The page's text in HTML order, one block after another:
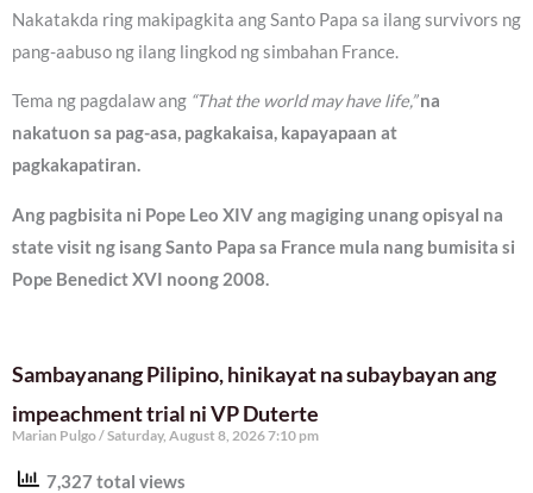
Nakatakda ring makipagkita ang Santo Papa sa ilang survivors ng
pang-aabuso ng ilang lingkod ng simbahan France.
Tema ng pagdalaw ang “That the world may have life,”na
nakatuon sa pag-asa, pagkakaisa, kapayapaan at
pagkakapatiran.
Ang pagbisita ni Pope Leo XIV ang magiging unang opisyal na
state visit ng isang Santo Papa sa France mula nang bumisita si
Pope Benedict XVI noong 2008.
Sambayanang Pilipino, hinikayat na subaybayan ang
impeachment trial ni VP Duterte
Marian Pulgo Saturday, August 8, 2026 7:10 pm
7,327 total views